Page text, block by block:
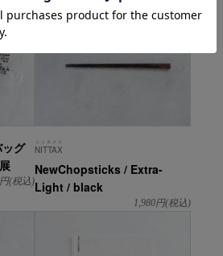
グ
円(税込)
NITTAX
ニッタクス
NewChopsticks / Extra-
Light / black
1,980円(税込)